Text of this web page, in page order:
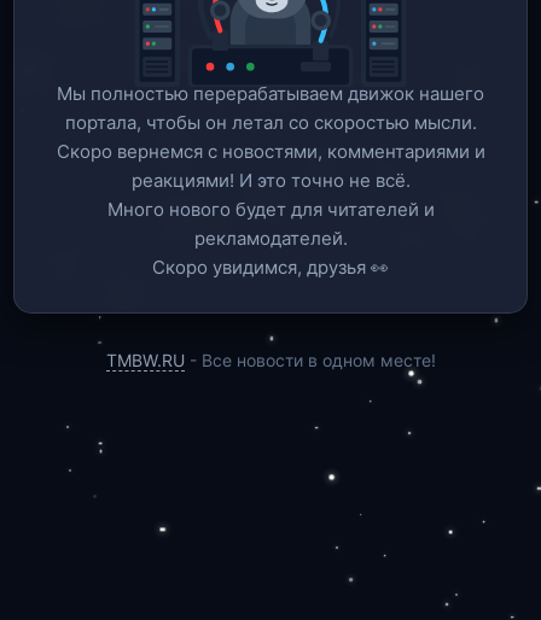
Мы полностью перерабатываем движок нашего
портала, чтобы он летал со скоростью мысли.
Скоро вернемся c новостями, комментариями и
реакциями! И это точно не всё.
Много нового будет для читателей и
рекламодателей.
Скоро увидимся, друзья 👀
TMBW.RU - Все новости в одном месте!